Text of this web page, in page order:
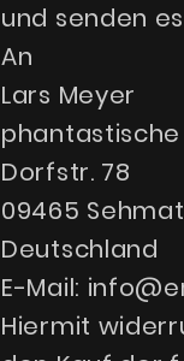
und senden
An
Lars Meyer
Dorfstr. 78
09465
Deutschland
E-Mail:
Hiermit